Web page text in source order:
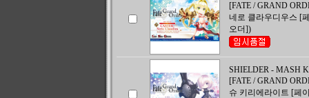
[FATE / GRAND
네로 클라우디우스 [
오더])
SHIELDER - MASH
[FATE / GRAND
슈 키리에라이트 [페